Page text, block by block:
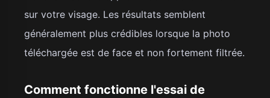
sur votre visage. Les résultats semblent
généralement plus crédibles lorsque la photo
téléchargée est de face et non fortement filtrée.
Comment fonctionne l'essai de